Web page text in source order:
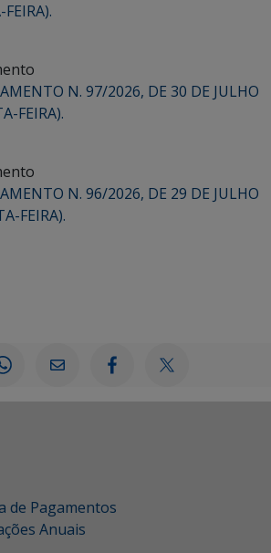
N. 97/2026, DE 30 DE JULHO
FEIRA).
N. 96/2026, DE 29 DE JULHO
FEIRA).
de Pagamentos
Anuais